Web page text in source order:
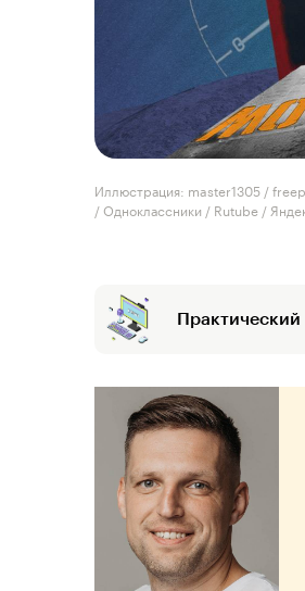
Иллюстрация: master1305 /
/ Одноклассники / Rutube /
Практический